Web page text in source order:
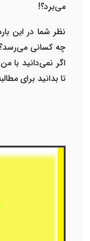
می‌برد؟!
نظر شما در این
چه کسانی
اگر نمی‌دانید با
تا بدانید برای